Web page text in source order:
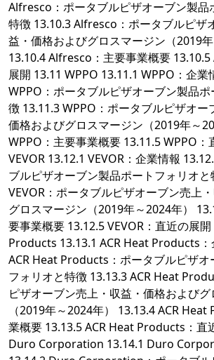
Alfresco：ポータブルピザオーブン製品
特徴 13.10.3 Alfresco：ポータブルピザ
益・価格およびグロスマージン（2019年
13.10.4 Alfresco：主要事業概要
展開 13.11 WPPO 13.11.1 WPPO：企業
WPPO：ポータブルピザオーブン製品
徴 13.11.3 WPPO：ポータブルピザオー
価格およびグロスマージン（2019年～
WPPO：主要事業概要 13.11.5 WPPO：
VEVOR 13.12.1 VEVOR：企業情報
ブルピザオーブン製品ポートフォリオ
VEVOR：ポータブルピザオーブン売上
グロスマージン（2019年～2024年）
要事業概要 13.12.5 VEVOR：直近の展
Products 13.13.1 ACR Heat Products：
ACR Heat Products：ポータブルピザオ
フォリオと特徴 13.13.3 ACR Heat
ピザオーブン売上・収益・価格および
（2019年～2024年） 13.13.4 ACR
業概要 13.13.5 ACR Heat Products：直
Duro Corporation 13.14.1 Duro